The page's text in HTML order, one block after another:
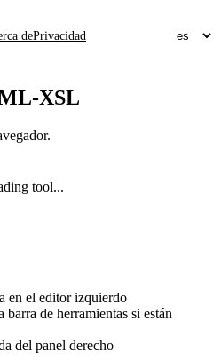
dePrivacidad
XSL
tool...
en el editor izquierdo
de herramientas si están
del panel derecho